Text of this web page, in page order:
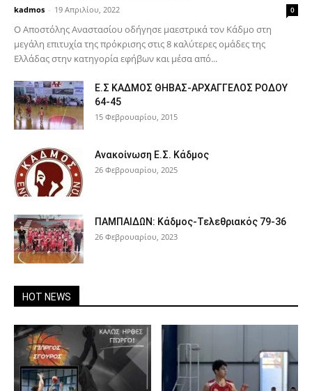
kadmos - 19 Απριλίου, 2022 0
Ο Αποστόλης Αναστασίου οδήγησε μαεστρικά τον Κάδμο στη
μεγάλη επιτυχία της πρόκρισης στις 8 καλύτερες ομάδες της
Ελλάδας στην κατηγορία εφήβων και μέσα από...
Ε.Σ ΚΑΔΜΟΣ ΘΗΒΑΣ-ΑΡΧΑΓΓΕΛΟΣ ΡΟΔΟΥ
64-45
15 Φεβρουαρίου, 2015
Ανακοίνωση Ε.Σ. Κάδμος
26 Φεβρουαρίου, 2025
ΠΑΜΠΑΙΔΩΝ: Κάδμος-Τελεθριακός 79-36
26 Φεβρουαρίου, 2023
HOT NEWS